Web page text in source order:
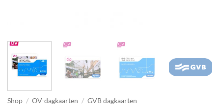
Shop / OV-dagkaarten / GVB dagkaarten